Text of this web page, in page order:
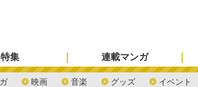
映画 音楽 グッズ イベント
特集 連載マンガ